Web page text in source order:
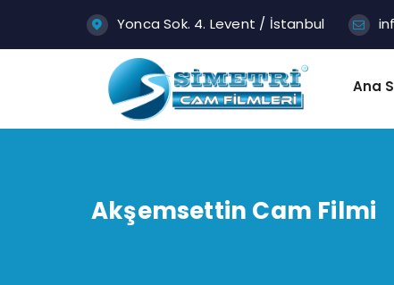
Yonca Sok. 4. Levent / İstanbul
Ana
Akşemsettin Cam Filmi